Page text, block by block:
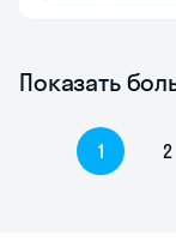
Показать
1 2